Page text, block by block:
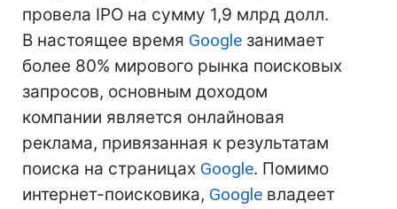
провела IPO на сумму 1,9 млрд долл.
В настоящее время Google занимает
более 80% мирового рынка поисковых
запросов, основным доходом
компании является онлайновая
реклама, привязанная к результатам
поиска на страницах Google. Помимо
интернет-поисковика, Google владеет